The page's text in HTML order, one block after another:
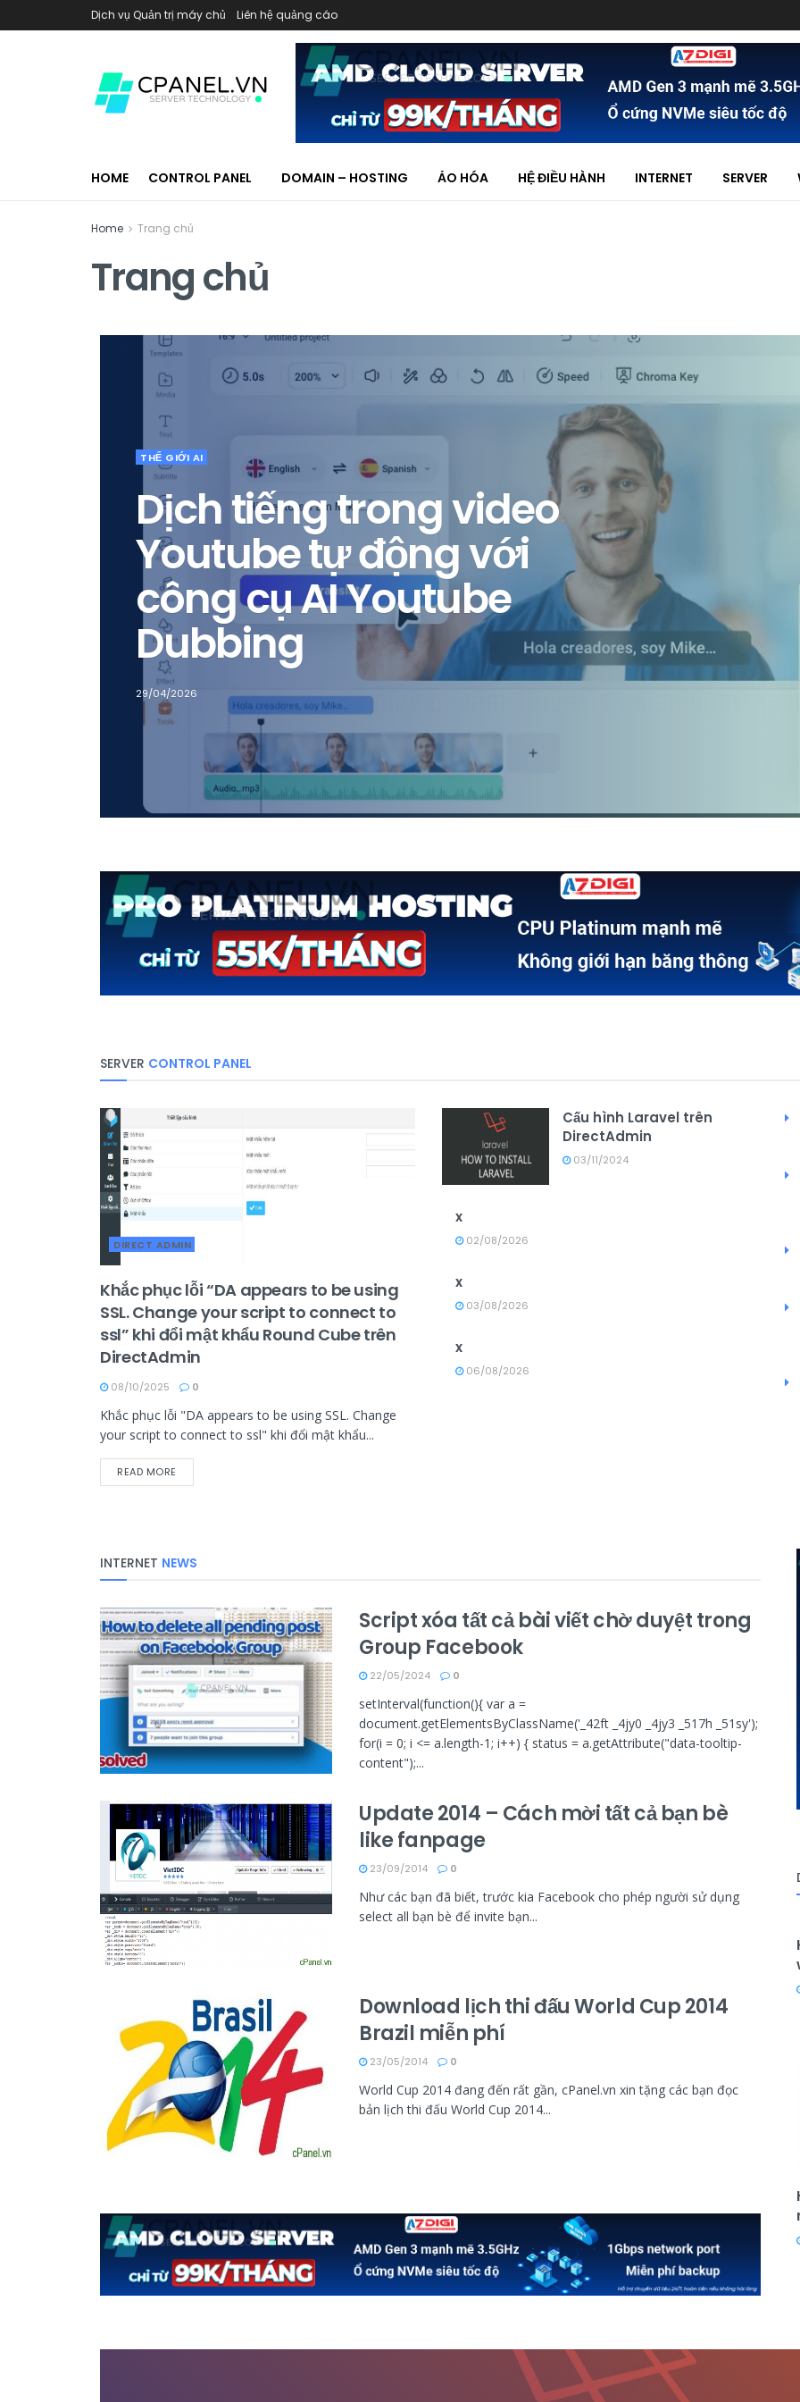
Dịch vụ Quản trị máy chủ Liên hệ quảng cáo
HOME CONTROL PANEL DOMAIN – HOSTING ẢO HÓA HỆ ĐIỀU HÀNH INTERNET SERVER
Home Trang chủ
Trang chủ
DIRECT ADMIN
Khắc phục lỗi “DA
appears to be using SSL.
Change your script to
connect to ssl” khi đổi
mật khẩu Round Cube
trên DirectAdmin
SERVER CONTROL PANEL
DIRECT ADMIN
Khắc phục lỗi “DA appears to be using
SSL. Change your script to connect to
ssl” khi đổi mật khẩu Round Cube trên
DirectAdmin
08/10/2025 0
Khắc phục lỗi "DA appears to be using SSL. Change
your script to connect to ssl" khi đổi mật khẩu...
READ MORE
Cấu hình Laravel trên
DirectAdmin
03/11/2024
x
02/08/2026
x
03/08/2026
x
06/08/2026
INTERNET NEWS
Script xóa tất cả bài viết chờ duyệt trong
Group Facebook
22/05/2024 0
setInterval(function(){ var a =
document.getElementsByClassName('_42ft _4jy0 _4jy3 _517h _51sy');
for(i = 0; i <= a.length-1; i++) { status = a.getAttribute("data-tooltip-
content");...
Update 2014 – Cách mời tất cả bạn bè
like fanpage
23/09/2014 0
Như các bạn đã biết, trước kia Facebook cho phép người sử dụng
select all bạn bè để invite bạn...
Download lịch thi đấu World Cup 2014
Brazil miễn phí
23/05/2014 0
World Cup 2014 đang đến rất gần, cPanel.vn xin tặng các bạn đọc
bản lịch thi đấu World Cup 2014...